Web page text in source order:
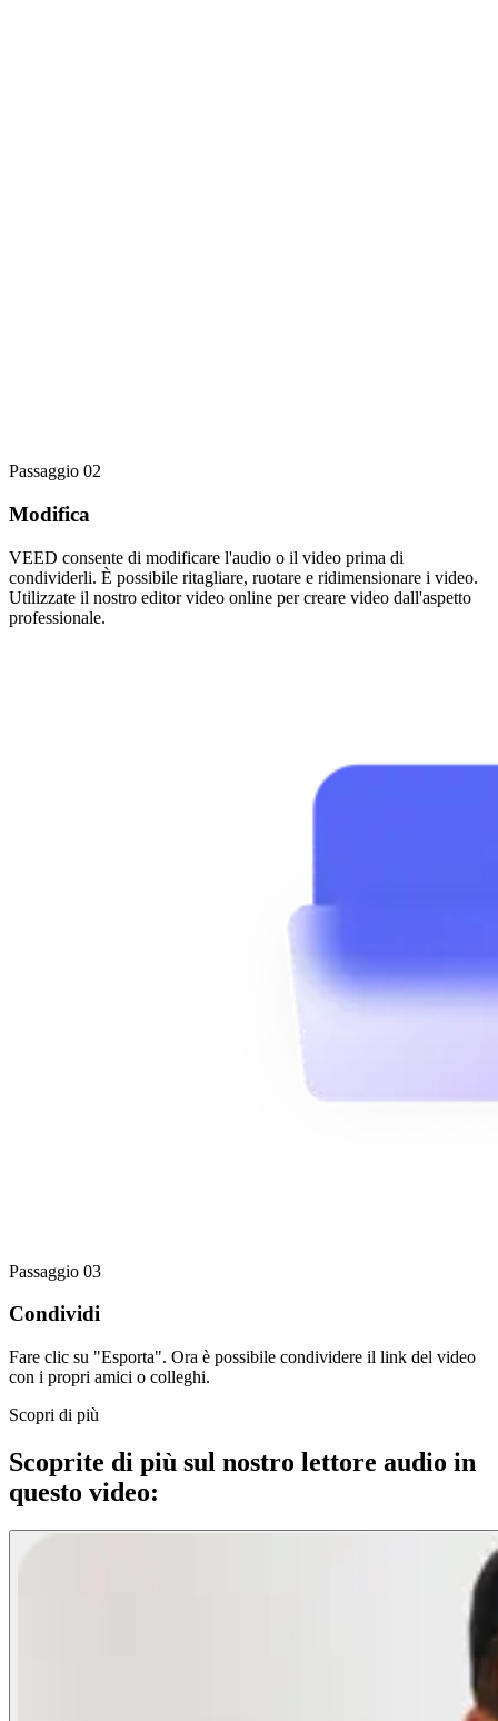
Passaggio 02
Modifica
VEED consente di modificare l'audio o il video prima di
condividerli. È possibile ritagliare, ruotare e ridimensionare i video.
Utilizzate il nostro editor video online per creare video dall'aspetto
professionale.
Passaggio 03
Condividi
Fare clic su "Esporta". Ora è possibile condividere il link del video
con i propri amici o colleghi.
Scopri di più
Scoprite di più sul nostro lettore audio in
questo video: